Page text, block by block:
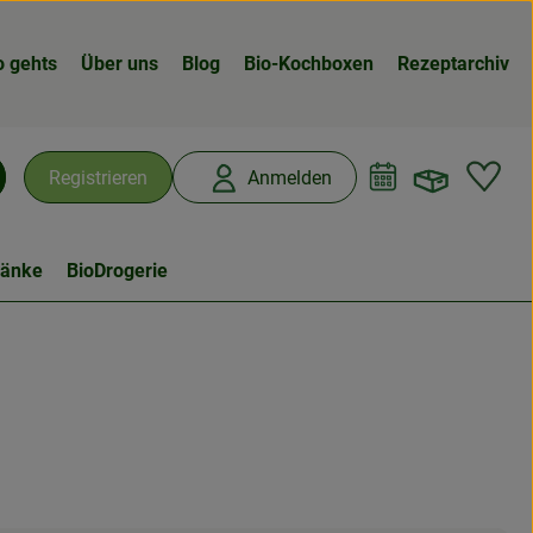
gehts Über uns Blog Bio-Kochboxen Rezeptarchiv
Registrieren Anmelden
BioDrogerie